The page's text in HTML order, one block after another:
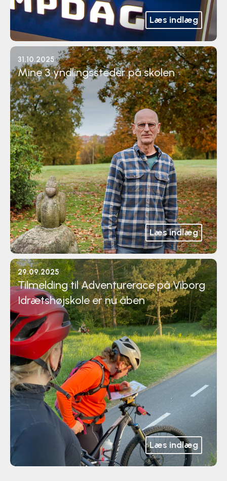
Læs indlæg
31.10.2025
Mine 3 yndlingssteder på skolen
Læs indlæg
29.09.2025
Tilmelding til Adventurerace på Viborg
Idrætshøjskole er nu åben
Læs indlæg